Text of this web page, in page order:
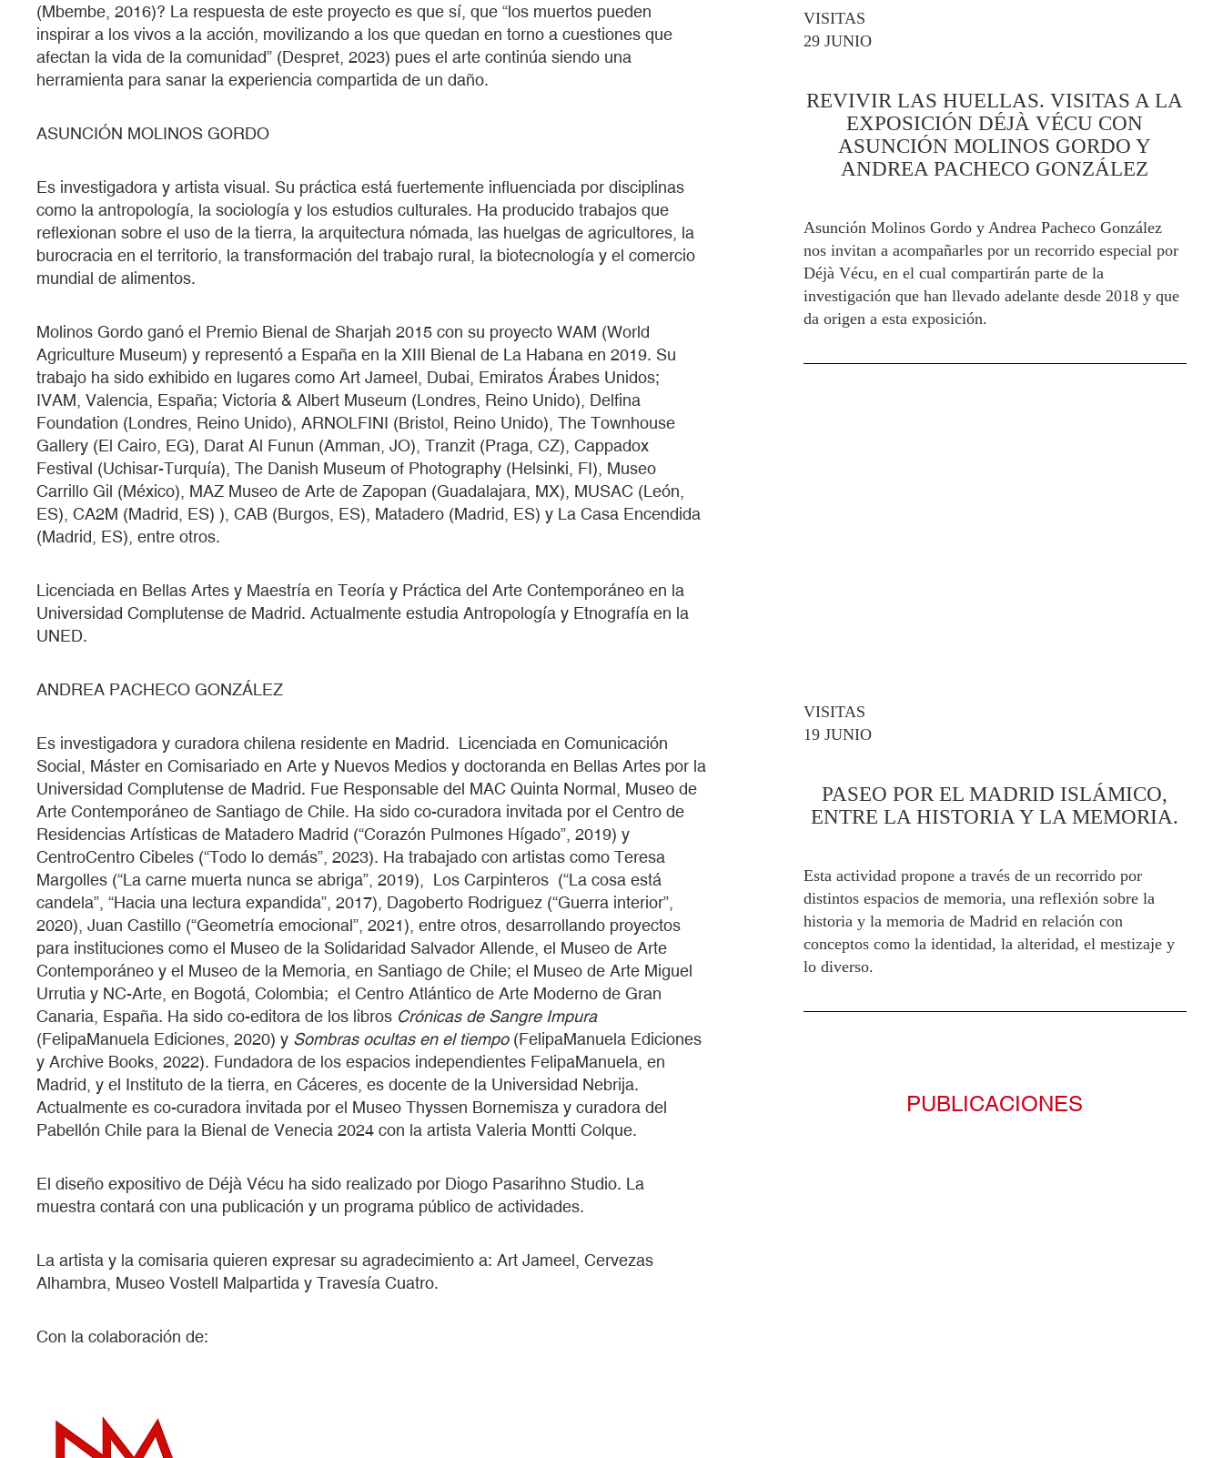
(Mbembe, 2016)? La respuesta de este proyecto es que sí, que “los muertos pueden
inspirar a los vivos a la acción, movilizando a los que quedan en torno a cuestiones que
afectan la vida de la comunidad” (Despret, 2023) pues el arte continúa siendo una
herramienta para sanar la experiencia compartida de un daño.
ASUNCIÓN MOLINOS GORDO
Es investigadora y artista visual. Su práctica está fuertemente influenciada por disciplinas
como la antropología, la sociología y los estudios culturales. Ha producido trabajos que
reflexionan sobre el uso de la tierra, la arquitectura nómada, las huelgas de agricultores, la
burocracia en el territorio, la transformación del trabajo rural, la biotecnología y el comercio
mundial de alimentos.
Molinos Gordo ganó el Premio Bienal de Sharjah 2015 con su proyecto WAM (World
Agriculture Museum) y representó a España en la XIII Bienal de La Habana en 2019. Su
trabajo ha sido exhibido en lugares como Art Jameel, Dubai, Emiratos Árabes Unidos;
IVAM, Valencia, España; Victoria & Albert Museum (Londres, Reino Unido), Delfina
Foundation (Londres, Reino Unido), ARNOLFINI (Bristol, Reino Unido), The Townhouse
Gallery (El Cairo, EG), Darat Al Funun (Amman, JO), Tranzit (Praga, CZ), Cappadox
Festival (Uchisar-Turquía), The Danish Museum of Photography (Helsinki, FI), Museo
Carrillo Gil (México), MAZ Museo de Arte de Zapopan (Guadalajara, MX), MUSAC (León,
ES), CA2M (Madrid, ES) ), CAB (Burgos, ES), Matadero (Madrid, ES) y La Casa Encendida
(Madrid, ES), entre otros.
Licenciada en Bellas Artes y Maestría en Teoría y Práctica del Arte Contemporáneo en la
Universidad Complutense de Madrid. Actualmente estudia Antropología y Etnografía en la
UNED.
ANDREA PACHECO GONZÁLEZ
Es investigadora y curadora chilena residente en Madrid. Licenciada en Comunicación
Social, Máster en Comisariado en Arte y Nuevos Medios y doctoranda en Bellas Artes por la
Universidad Complutense de Madrid. Fue Responsable del MAC Quinta Normal, Museo de
Arte Contemporáneo de Santiago de Chile. Ha sido co-curadora invitada por el Centro de
Residencias Artísticas de Matadero Madrid (“Corazón Pulmones Hígado”, 2019) y
CentroCentro Cibeles (“Todo lo demás”, 2023). Ha trabajado con artistas como Teresa
Margolles (“La carne muerta nunca se abriga”, 2019), Los Carpinteros (“La cosa está
candela”, “Hacia una lectura expandida”, 2017), Dagoberto Rodriguez (“Guerra interior”,
2020), Juan Castillo (“Geometría emocional”, 2021), entre otros, desarrollando proyectos
para instituciones como el Museo de la Solidaridad Salvador Allende, el Museo de Arte
Contemporáneo y el Museo de la Memoria, en Santiago de Chile; el Museo de Arte Miguel
Urrutia y NC-Arte, en Bogotá, Colombia; el Centro Atlántico de Arte Moderno de Gran
Canaria, España. Ha sido co-editora de los libros Crónicas de Sangre Impura
(FelipaManuela Ediciones, 2020) y Sombras ocultas en el tiempo (FelipaManuela Ediciones
y Archive Books, 2022). Fundadora de los espacios independientes FelipaManuela, en
Madrid, y el Instituto de la tierra, en Cáceres, es docente de la Universidad Nebrija.
Actualmente es co-curadora invitada por el Museo Thyssen Bornemisza y curadora del
Pabellón Chile para la Bienal de Venecia 2024 con la artista Valeria Montti Colque.
El diseño expositivo de Déjà Vécu ha sido realizado por Diogo Pasarihno Studio. La
muestra contará con una publicación y un programa público de actividades.
La artista y la comisaria quieren expresar su agradecimiento a: Art Jameel, Cervezas
Alhambra, Museo Vostell Malpartida y Travesía Cuatro.
Con la colaboración de:
VISITAS
29 JUNIO
REVIVIR LAS HUELLAS. VISITAS A LA
EXPOSICIÓN DÉJÀ VÉCU CON
ASUNCIÓN MOLINOS GORDO Y
ANDREA PACHECO GONZÁLEZ
Asunción Molinos Gordo y Andrea Pacheco González
nos invitan a acompañarles por un recorrido especial por
Déjà Vécu, en el cual compartirán parte de la
investigación que han llevado adelante desde 2018 y que
da origen a esta exposición.
VISITAS
19 JUNIO
PASEO POR EL MADRID ISLÁMICO,
ENTRE LA HISTORIA Y LA MEMORIA.
Esta actividad propone a través de un recorrido por
distintos espacios de memoria, una reflexión sobre la
historia y la memoria de Madrid en relación con
conceptos como la identidad, la alteridad, el mestizaje y
lo diverso.
PUBLICACIONES